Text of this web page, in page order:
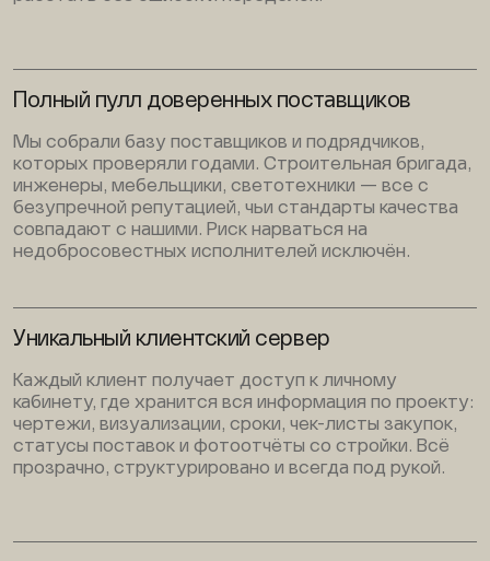
Полный пулл доверенных поставщиков
Мы собрали базу поставщиков и подрядчиков,
которых проверяли годами. Строительная бригада,
инженеры, мебельщики, светотехники — все с
безупречной репутацией, чьи стандарты качества
совпадают с нашими. Риск нарваться на
недобросовестных исполнителей исключён.
Уникальный клиентский сервер
Каждый клиент получает доступ к личному
кабинету, где хранится вся информация по проекту:
чертежи, визуализации, сроки, чек-листы закупок,
статусы поставок и фотоотчёты со стройки. Всё
прозрачно, структурировано и всегда под рукой.